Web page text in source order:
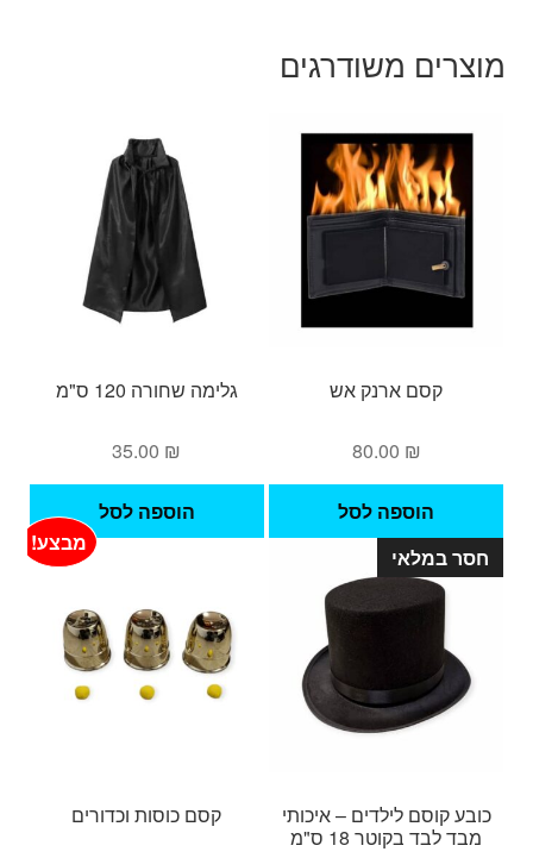
מוצרים משודרגים
קסם ארנק אש
80.00 ₪
הוספה לסל
גלימה שחורה 120 ס"מ
35.00 ₪
הוספה לסל
חסר במלאי
כובע קוסם לילדים – איכותי
מבד לבד בקוטר 18 ס"מ
קסם כוסות וכדורים
מבצע!